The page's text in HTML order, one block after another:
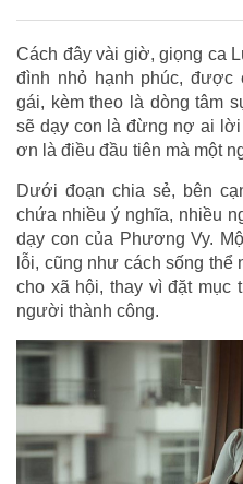
Cách đây vài giờ, giọng ca
đình nhỏ hạnh phúc, được
gái, kèm theo là dòng tâm
sẽ dạy con là đừng nợ ai
ơn là điều đầu tiên mà một
Dưới đoạn chia sẻ, bên
chứa nhiều ý nghĩa, nhiều
dạy con của Phương Vy.
lỗi, cũng như cách sống
cho xã hội, thay vì đặt mục
người thành công.